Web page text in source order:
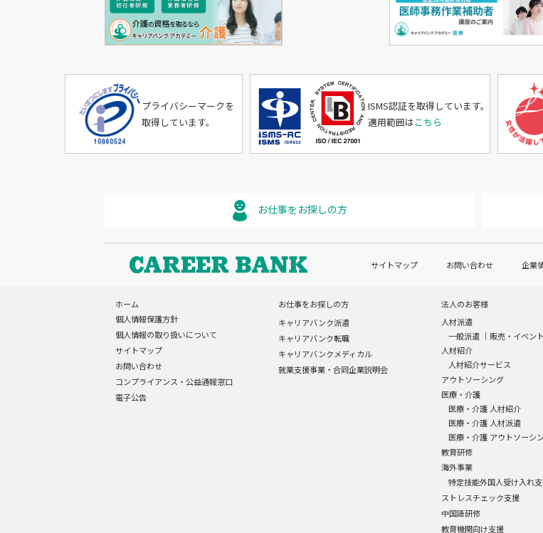
プライバシーマークを
取得しています。
ISMS認証を取得しています。
適用範囲はこちら
お仕事をお探しの方
サイトマップ お問い合わせ 企業
ホーム
個人情報保護方針
個人情報の取り扱いについて
サイトマップ
お問い合わせ
コンプライアンス・公益通報窓口
電子公告
お仕事をお探しの方
キャリアバンク派遣
キャリアバンク転職
キャリアバンクメディカル
就業支援事業・合同企業説明会
法人のお客様
人材派遣
一般派遣｜ 販売・イベント
人材紹介
人材紹介サービス
アウトソーシング
医療・介護
医療・介護 人材紹介
医療・介護 人材派遣
医療・介護 アウトソーシ
教育研修
海外事業
特定技能外国人受け入れ
ストレスチェック支援
中国語研修
教育機関向け支援